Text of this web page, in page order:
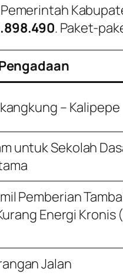
. Paket-
– Kalipepe
untuk Sekolah
Pemberian
Energi Kronis
Jalan